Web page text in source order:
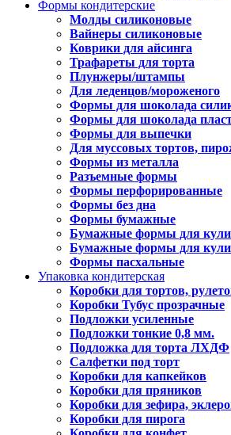
Формы кондитерские
Молды силиконовые
Вайнеры силиконовые
Коврики для айсинга
Трафареты для торта
Плунжеры/штампы
Для леденцов/мороженого
Формы для шоколада
Формы для шоколада
Формы для выпечки
Для муссовых тортов,
Формы из металла
Разъемные формы
Формы перфорированные
Формы без дна
Формы бумажные
Бумажные формы для
Бумажные формы для
Формы пасхальные
Упаковка кондитерская
Коробки для тортов,
Коробки Тубус прозрачные
Подложки усиленные
Подложки тонкие 0,8 мм.
Подложка для торта ЛХДФ
Салфетки под торт
Коробки для капкейков
Коробки для пряников
Коробки для зефира,
Коробки для пирога